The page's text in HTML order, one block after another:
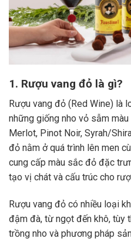
1. Rượu vang đỏ là gì?
Rượu vang đỏ (Red Wine) là
những giống nho vỏ sẫm
Merlot, Pinot Noir, Syrah/
đỏ nằm ở quá trình lên men
cung cấp màu sắc đỏ đặc
tạo vị chát và cấu trúc cho
Rượu vang đỏ có nhiều loại
đậm đà, từ ngọt đến khô, tùy
trồng nho và phương pháp